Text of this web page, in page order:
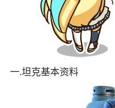
一.坦克基本资料